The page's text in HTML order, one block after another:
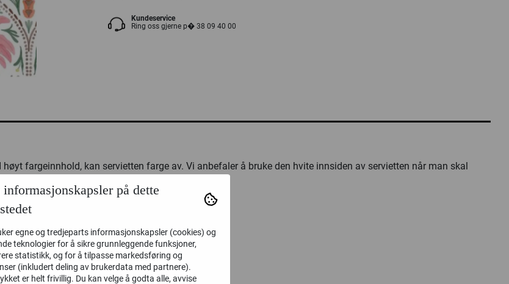
Kundeservice
Ring oss gjerne p� 38 09 40 00
fargeinnhold, kan servietten farge av. Vi anbefaler å bruke den hvite innsiden av servietten når man skal
slik:
informasjonskapsler på dette
egne og tredjeparts informasjonskapsler (cookies) og
teknologier for å sikre grunnleggende funksjoner,
statistikk, og for å tilpasse markedsføring og
(inkludert deling av brukerdata med partnere).
er helt frivillig. Du kan velge å godta alle, avvise